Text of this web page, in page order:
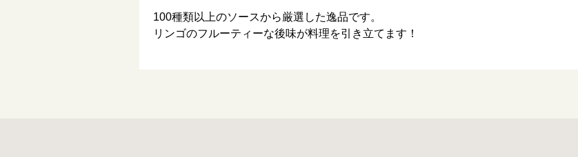
100種類以上のソースから厳選した逸品です。
リンゴのフルーティーな後味が料理を引き立てます！